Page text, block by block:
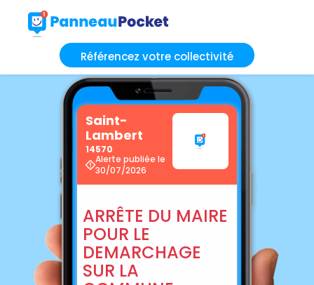
Référencez votre collectivité
Saint-
Lambert
14570
Alerte publiée le
30/07/2026
ARRÊTE DU MAIRE
POUR LE
DEMARCHAGE
SUR LA